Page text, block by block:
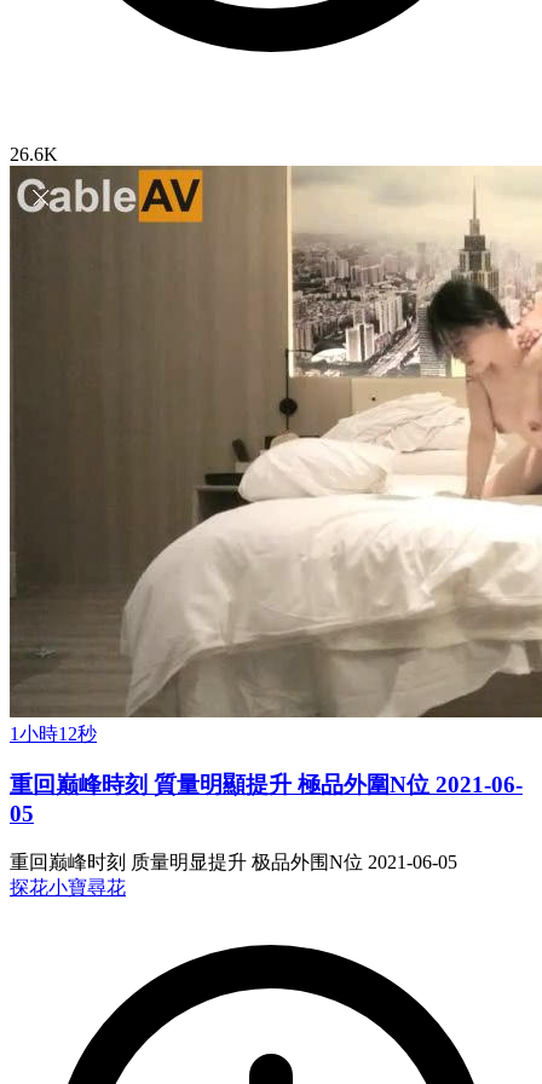
26.6K
1小時12秒
重回巅峰時刻 質量明顯提升 極品外圍N位 2021-06-
05
重回巅峰时刻 质量明显提升 极品外围N位 2021-06-05
探花小寶尋花